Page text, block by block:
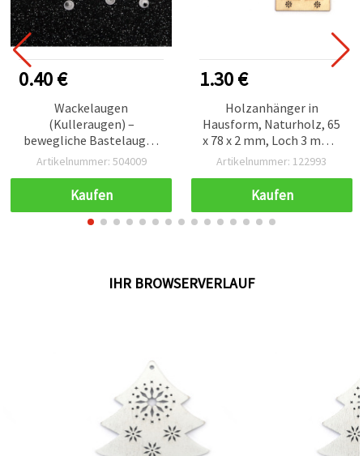
0.40 €
Wackelaugen
(Kulleraugen) –
bewegliche Bastelaugen
für DIY & Kinderbasteln, 5
Artikelnummer: 504009
Kaufen
1.30 €
Holzanhänger in
Hausform, Naturholz, 65
x 78 x 2 mm, Loch 3 mm –
5 Stück
Artikelnummer: 122993
Kaufen
IHR BROWSERVERLAUF